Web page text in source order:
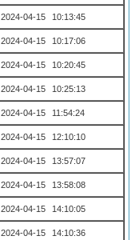
2024-04-15 10:13:45
2024-04-15 10:17:06
2024-04-15 10:20:45
2024-04-15 10:25:13
2024-04-15 11:54:24
2024-04-15 12:10:10
2024-04-15 13:57:07
2024-04-15 13:58:08
2024-04-15 14:10:05
2024-04-15 14:10:36